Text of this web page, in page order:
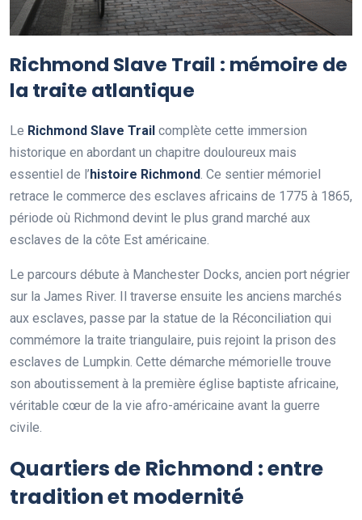
Richmond Slave Trail : mémoire de
la traite atlantique
Le Richmond Slave Trail complète cette immersion
historique en abordant un chapitre douloureux mais
essentiel de l’histoire Richmond. Ce sentier mémoriel
retrace le commerce des esclaves africains de 1775 à 1865,
période où Richmond devint le plus grand marché aux
esclaves de la côte Est américaine.
Le parcours débute à Manchester Docks, ancien port négrier
sur la James River. Il traverse ensuite les anciens marchés
aux esclaves, passe par la statue de la Réconciliation qui
commémore la traite triangulaire, puis rejoint la prison des
esclaves de Lumpkin. Cette démarche mémorielle trouve
son aboutissement à la première église baptiste africaine,
véritable cœur de la vie afro-américaine avant la guerre
civile.
Quartiers de Richmond : entre
tradition et modernité